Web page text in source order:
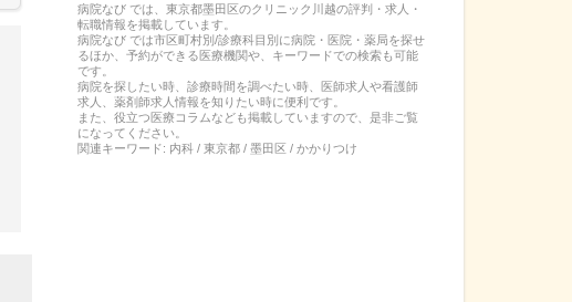
病院なび では、 東京都墨田区のクリニック川越の評判・求人・
転職情報を掲載しています。
病院なび では市区町村別/診療科目別に病院・医院・薬局を探せ
るほか、予約ができる医療機関や、キーワードでの検索も可能
です。
病院を探したい時、診療時間を調べたい時、医師求人や看護師
求人、薬剤師求人情報を知りたい時に便利です。
また、役立つ医療コラムなども掲載していますので、是非ご覧
になってください。
関連キーワード: 内科 / 東京都 / 墨田区 / かかりつけ